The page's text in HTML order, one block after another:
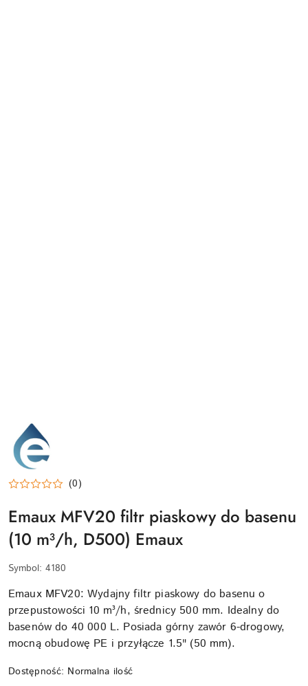
EMAUX-
LOGO
(0)
Emaux MFV20 filtr piaskowy do basenu
(10 m³/h, D500) Emaux
Symbol: 4180
Emaux MFV20: Wydajny filtr piaskowy do basenu o
przepustowości 10 m³/h, średnicy 500 mm. Idealny do
basenów do 40 000 L. Posiada górny zawór 6-drogowy,
mocną obudowę PE i przyłącze 1.5" (50 mm).
Dostępność: Normalna ilość